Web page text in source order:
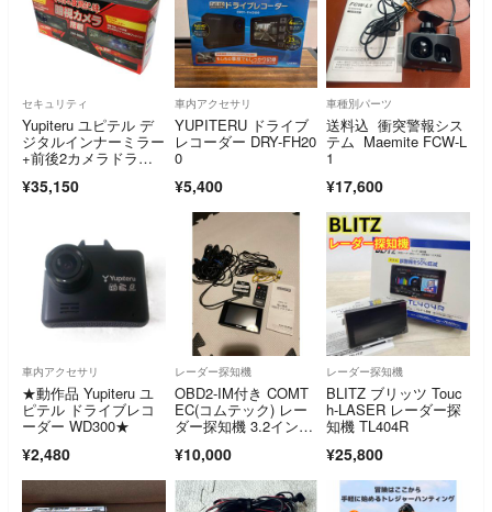
セキュリティ
Yupiteru ユピテル デ
ジタルインナーミラー
+前後2カメラドライ
0M 【新品未開封
¥35,150
車内アクセサリ
YUPITERU ドライブ
レコーダー DRY-FH20
0
¥5,400
車種別パーツ
送料込 衝突警報シス
テム Maemite FCW-L
1
¥17,600
車内アクセサリ
★動作品 Yupiteru ユ
ピテル ドライブレコ
ーダー WD300★
¥2,480
レーダー探知機
OBD2-IM付き COMT
EC(コムテック) レー
ダー探知機 3.2インチ
¥10,000
レーダー探知機
BLITZ ブリッツ Touc
h-LASER レーダー探
知機 TL404R
¥25,800